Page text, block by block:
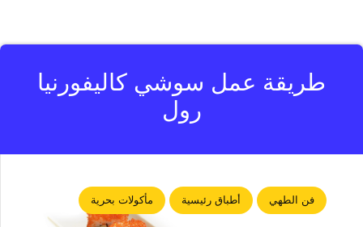
طريقة عمل سوشي كاليفورنيا
رول
فن الطهي أطباق رئيسية مأكولات بحرية